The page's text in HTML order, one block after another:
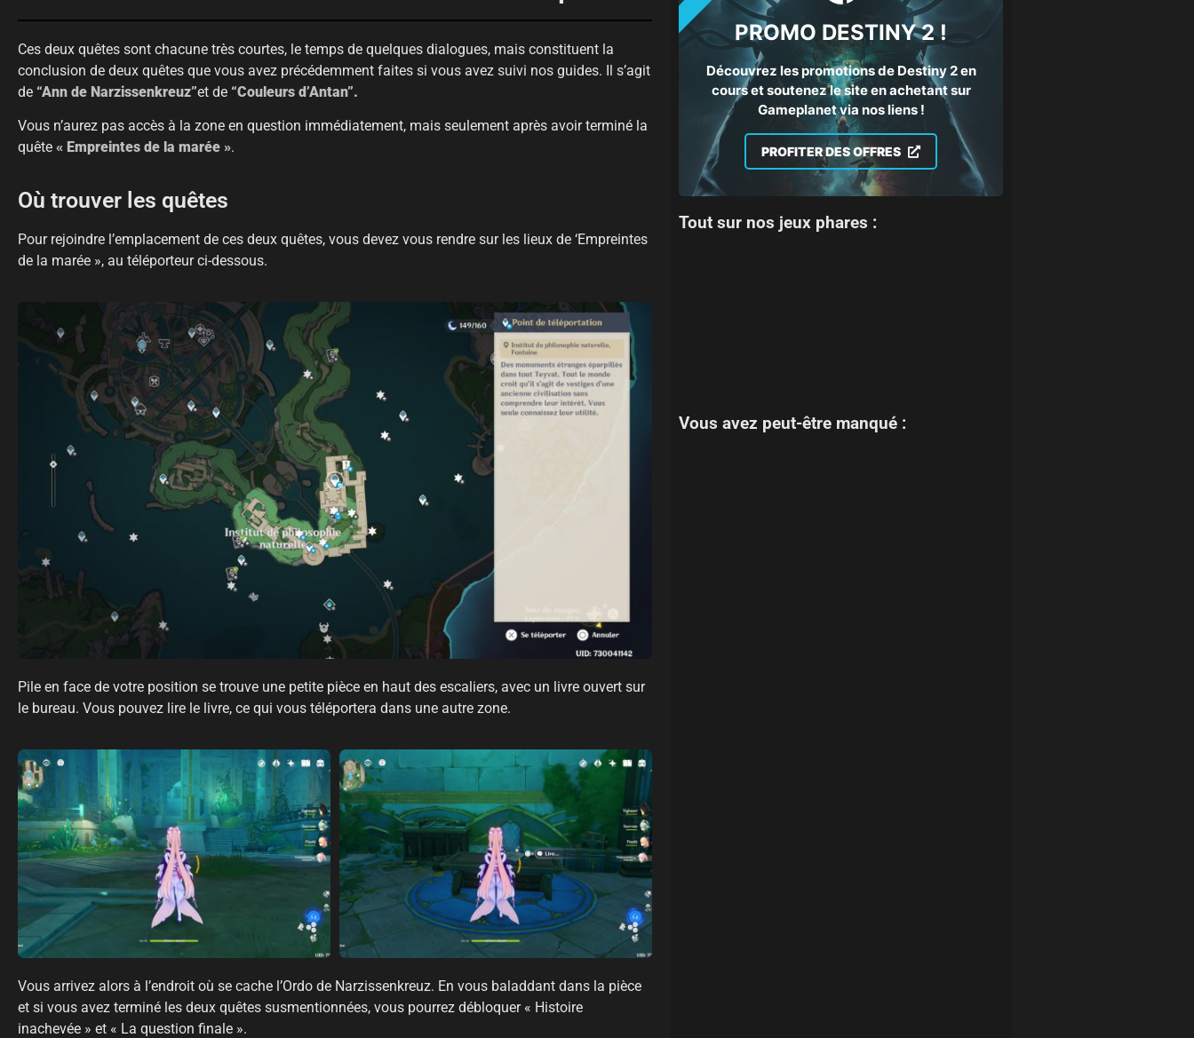
Ces deux quêtes sont chacune très courtes, le temps de quelques dialogues, mais constituent la
conclusion de deux quêtes que vous avez précédemment faites si vous avez suivi nos guides. Il s’agit
de “Ann de Narzissenkreuz”et de “Couleurs d’Antan”.
Vous n’aurez pas accès à la zone en question immédiatement, mais seulement après avoir terminé la
quête « Empreintes de la marée ».
Où trouver les quêtes
Pour rejoindre l’emplacement de ces deux quêtes, vous devez vous rendre sur les lieux de ‘Empreintes
de la marée », au téléporteur ci-dessous.
Pile en face de votre position se trouve une petite pièce en haut des escaliers, avec un livre ouvert sur
le bureau. Vous pouvez lire le livre, ce qui vous téléportera dans une autre zone.
Vous arrivez alors à l’endroit où se cache l’Ordo de Narzissenkreuz. En vous baladdant dans la pièce
et si vous avez terminé les deux quêtes susmentionnées, vous pourrez débloquer « Histoire
inachevée » et « La question finale ».
PROMO DESTINY 2 !
Découvrez les promotions de Destiny 2 en
cours et soutenez le site en achetant sur
Gameplanet via nos liens !
PROFITER DES OFFRES
Tout sur nos jeux phares :
Vous avez peut-être manqué :